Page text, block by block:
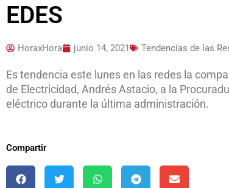
EDES
HoraxHora junio 14, 2021 Tendencias de las
Es tendencia este lunes en las redes la
de Electricidad, Andrés Astacio, a la
eléctrico durante la última administración.
Compartir